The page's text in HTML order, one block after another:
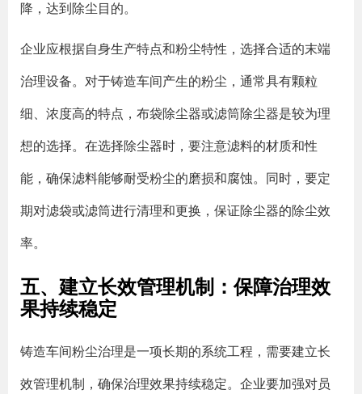
降，达到除尘目的。
企业应根据自身生产特点和粉尘特性，选择合适的末端
治理设备。对于铸造车间产生的粉尘，通常具有颗粒
细、浓度高的特点，布袋除尘器或滤筒除尘器是较为理
想的选择。在选择除尘器时，要注意滤料的材质和性
能，确保滤料能够耐受粉尘的磨损和腐蚀。同时，要定
期对滤袋或滤筒进行清理和更换，保证除尘器的除尘效
率。
五、建立长效管理机制：保障治理效
果持续稳定
铸造车间粉尘治理是一项长期的系统工程，需要建立长
效管理机制，确保治理效果持续稳定。企业要加强对员